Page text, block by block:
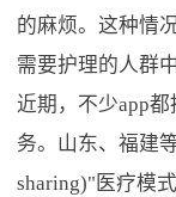
的麻烦。这种情
需要护理的人群
近期，不少app
务。山东、福建
sharing)"医疗模